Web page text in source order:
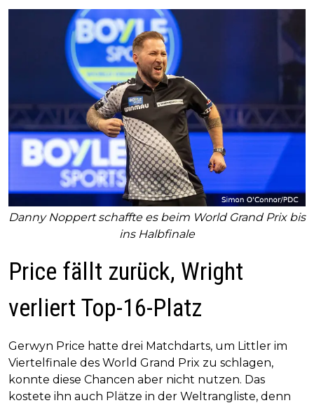
Danny Noppert schaffte es beim World Grand Prix bis
ins Halbfinale
Price fällt zurück, Wright
verliert Top-16-Platz
Gerwyn Price hatte drei Matchdarts, um Littler im
Viertelfinale des World Grand Prix zu schlagen,
konnte diese Chancen aber nicht nutzen. Das
kostete ihn auch Plätze in der Weltrangliste, denn